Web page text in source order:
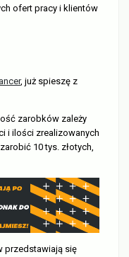
ofert pracy i klientów
, już spieszę z
zarobków zależy
i ilości zrealizowanych
10 tys. złotych,
przedstawiają się